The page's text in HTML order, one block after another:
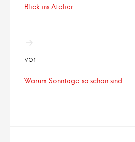
Blick ins Atelier
vor
Warum Sonntage so schön sind